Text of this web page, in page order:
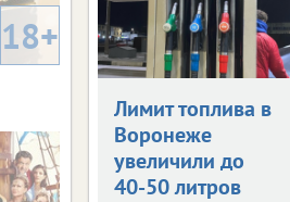
Лимит топлива в
Воронеже
увеличили до
40-50 литров
18+